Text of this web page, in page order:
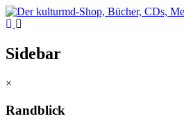
Sidebar
×
Randblick